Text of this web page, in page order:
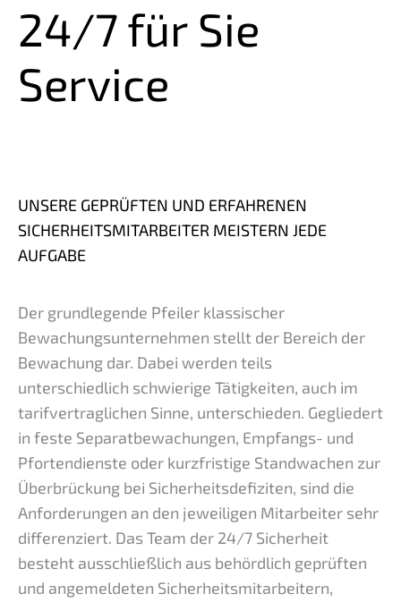
24/7 für Sie
Service
UNSERE GEPRÜFTEN UND ERFAHRENEN
SICHERHEITSMITARBEITER MEISTERN JEDE
AUFGABE
Der grundlegende Pfeiler klassischer
Bewachungsunternehmen stellt der Bereich der
Bewachung dar. Dabei werden teils
unterschiedlich schwierige Tätigkeiten, auch im
tarifvertraglichen Sinne, unterschieden. Gegliedert
in feste Separatbewachungen, Empfangs- und
Pfortendienste oder kurzfristige Standwachen zur
Überbrückung bei Sicherheitsdefiziten, sind die
Anforderungen an den jeweiligen Mitarbeiter sehr
differenziert. Das Team der 24/7 Sicherheit
besteht ausschließlich aus behördlich geprüften
und angemeldeten Sicherheitsmitarbeitern,